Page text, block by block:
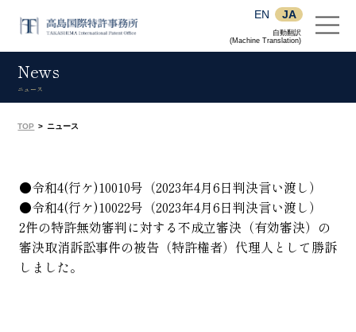
EN JA
自動翻訳
(Machine Translation)
News
ニュース
TOP > ニュース
●令和4(行ケ)10010号（2023年4月6日判決言い渡し）
●令和4(行ケ)10022号（2023年4月6日判決言い渡し）
2件の特許無効審判に対する不成立審決（有効審決）の
審決取消訴訟事件の被告（特許権者）代理人として勝訴
しました。